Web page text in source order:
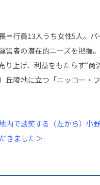
行員13人うち女性5人。
者の潜在的ニーズを把握
上げ、利益をもたらす“商
陵地に立つ「ニッコー・
内で談笑する（左から）小
きました＞